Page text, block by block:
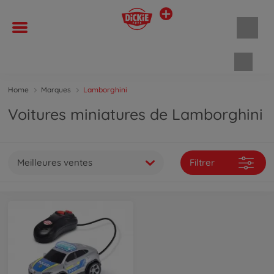
Home Marques Lamborghini
Voitures miniatures de Lamborghini
Meilleures ventes Filtrer